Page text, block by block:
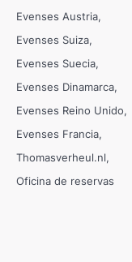
Evenses Austria
Evenses Suiza
Evenses Suecia
Evenses Dinamarca
Evenses Reino Unido
Evenses Francia
Thomasverheul.nl
Oficina de reservas